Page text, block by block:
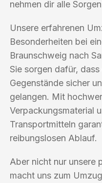
nehmen dir alle
Unsere erfahrenen
Besonderheiten bei
Braunschweig nach
Sie sorgen dafür,
Gegenstände sicher
gelangen. Mit
Verpackungsmaterial
Transportmitteln
reibungslosen Ablauf.
Aber nicht nur unsere
macht uns zum